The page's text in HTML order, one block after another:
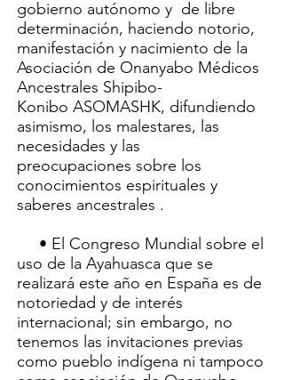
gobierno autónomo y de libre
determinación, haciendo notorio,
manifestación y nacimiento de la
Asociación de Onanyabo Médicos
Ancestrales Shipibo-
Konibo ASOMASHK, difundiendo
asimismo, los malestares, las
necesidades y las
preocupaciones sobre los
conocimientos espirituales y
saberes ancestrales .
• El Congreso Mundial sobre el
uso de la Ayahuasca que se
realizará este año en España es de
notoriedad y de interés
internacional; sin embargo, no
tenemos las invitaciones previas
como pueblo indígena ni tampoco